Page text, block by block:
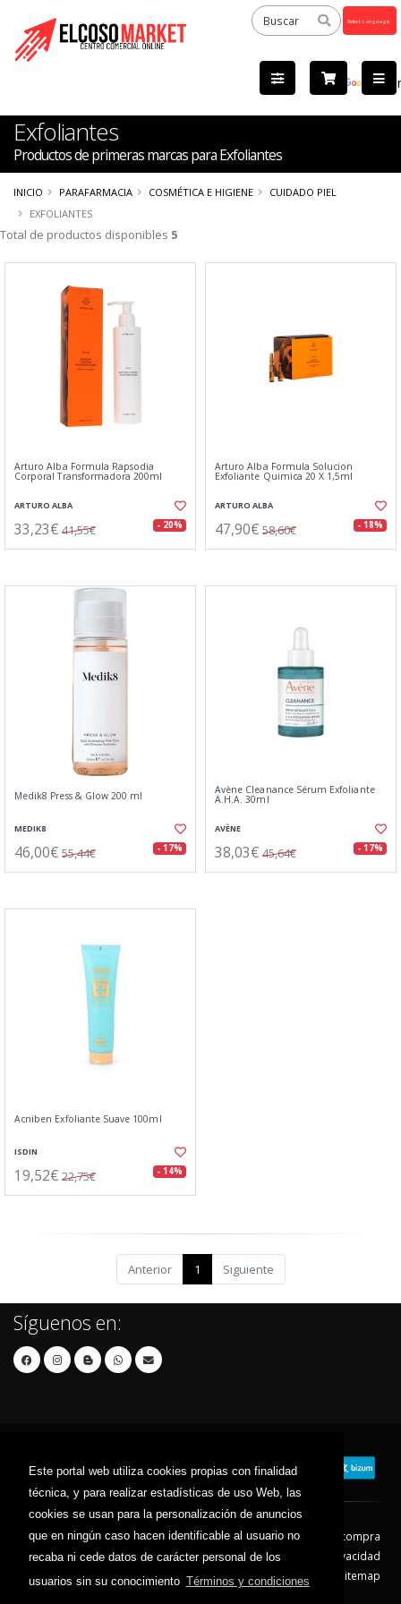
Este portal web utiliza cookies propias con finalidad
técnica, y para realizar estadísticas de uso Web, las
cookies se usan para la personalización de anuncios
que en ningún caso hacen identificable al usuario no
recaba ni cede datos de carácter personal de los
usuarios sin su conocimiento Términos y condiciones
by
Exfoliantes
Productos de primeras marcas para Exfoliantes
INICIO PARAFARMACIA COSMÉTICA E HIGIENE
CUIDADO PIEL
EXFOLIANTES
Total de productos disponibles 5
Arturo Alba Formula Rapsodia
Corporal Transformadora 200ml
ARTURO ALBA
33,23€ 41,55€ - 20%
Arturo Alba Formula Solucion
Exfoliante Quimica 20 X 1,5ml
ARTURO ALBA
47,90€ 58,60€ - 18%
Medik8 Press & Glow 200 ml
MEDIK8
46,00€ 55,44€ - 17%
Avène Cleanance Sérum Exfoliante
A.H.A. 30ml
AVÈNE
38,03€ 45,64€ - 17%
Acniben Exfoliante Suave 100ml
ISDIN
19,52€ 22,75€ - 14%
Anterior 1 Siguiente
Síguenos en:
Contacto Aviso Legal
Condiciones de compra
Política de envíos
Política de devolución
Política de Privacidad
Política de Cookies
Sitemap